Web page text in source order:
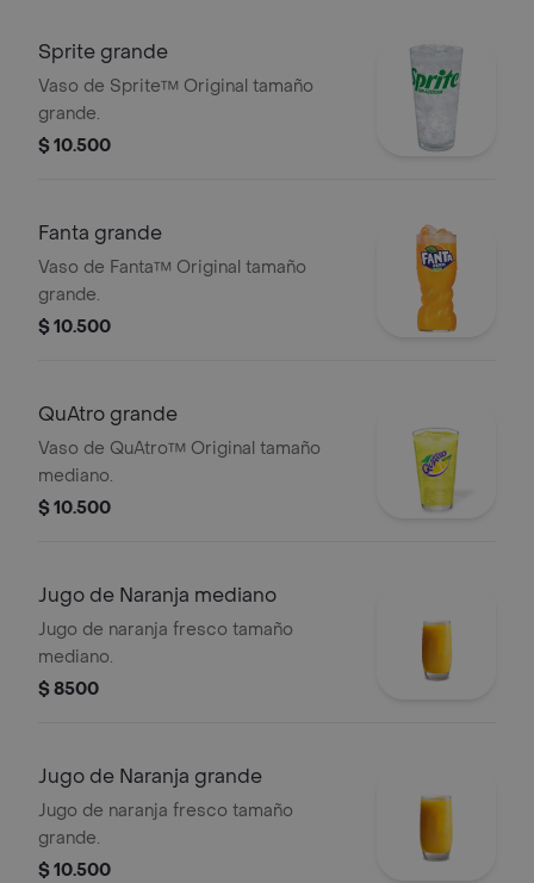
Sprite grande
Vaso de Sprite™ Original tamaño
grande.
$ 10.500
Fanta grande
Vaso de Fanta™ Original tamaño
grande.
$ 10.500
QuAtro grande
Vaso de QuAtro™ Original tamaño
mediano.
$ 10.500
Jugo de Naranja mediano
Jugo de naranja fresco tamaño
mediano.
$ 8500
Jugo de Naranja grande
Jugo de naranja fresco tamaño
grande.
$ 10.500